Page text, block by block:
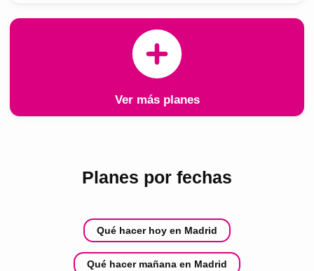
Ver más planes
Planes por fechas
Qué hacer hoy en Madrid
Qué hacer mañana en Madrid